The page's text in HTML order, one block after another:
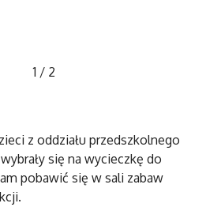
1 / 2
z oddziału przedszkolnego
się na wycieczkę do
pobawić się w sali zabaw